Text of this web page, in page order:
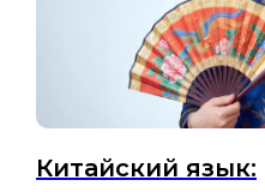
Китайский язык: